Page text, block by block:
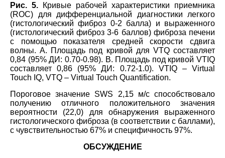
Рис. 5. Кривые рабочей характеристики приемника
(ROC) для дифференциальной диагностики легкого
(гистологический фиброз 0-2 балла) и выраженного
(гистологический фиброз 3-6 баллов) фиброза печени
с помощью показателя средней скорости сдвига
волны. А. Площадь под кривой для VTQ составляет
0,84 (95% ДИ: 0.70-0.98). В. Площадь под кривой VTIQ
составляет 0,86 (95% ДИ: 0.72-1.0). VTIQ – Virtual
Touch IQ, VTQ – Virtual Touch Quantification.
Пороговое значение SWS 2,15 м/с способствовало
получению отличного положительного значения
вероятности (22,0) для обнаружения выраженного
гистологического фиброза (в соответствии с баллами),
с чувствительностью 67% и специфичность 97%.
ОБСУЖДЕНИЕ